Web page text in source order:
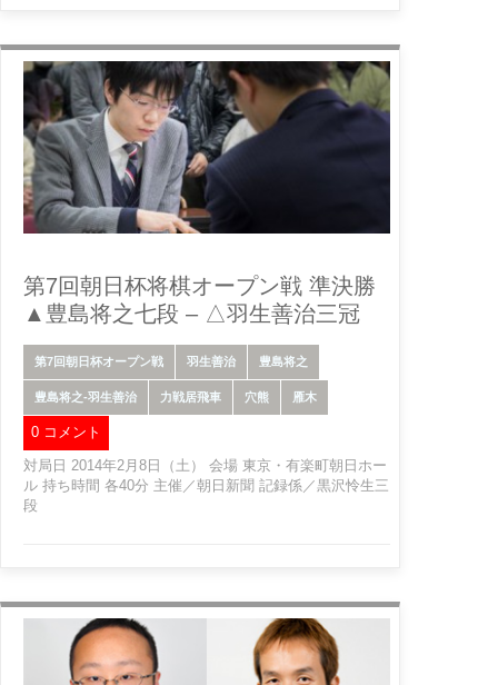
第7回朝日杯将棋オープン戦 準決勝
▲豊島将之七段 – △羽生善治三冠
第7回朝日杯オープン戦 羽生善治 豊島将之
豊島将之-羽生善治 力戦居飛車 穴熊 雁木
0 コメント
対局日 2014年2月8日（土） 会場 東京・有楽町朝日ホー
ル 持ち時間 各40分 主催／朝日新聞 記録係／黒沢怜生三
段